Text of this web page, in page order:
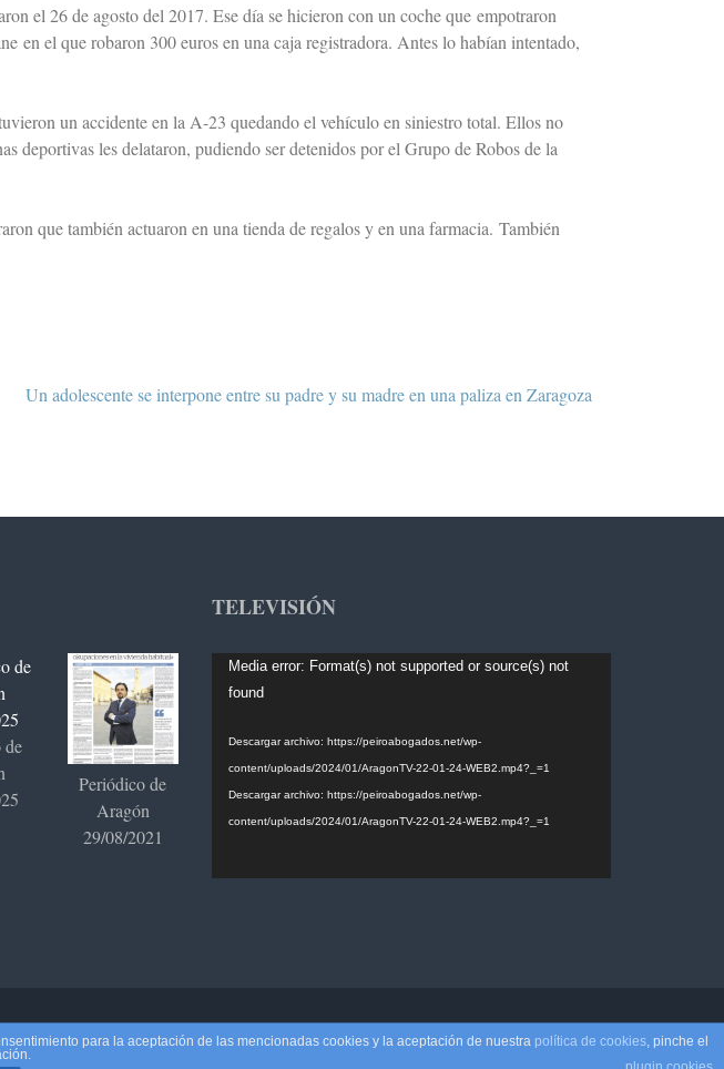
el 26 de agosto del 2017. Ese día se hicieron con un coche que empotraron
en el que robaron 300 euros en una caja registradora. Antes lo habían intentado,
un accidente en la A-23 quedando el vehículo en siniestro total. Ellos no
deportivas les delataron, pudiendo ser detenidos por el Grupo de Robos de la
que también actuaron en una tienda de regalos y en una farmacia. También
Un adolescente se interpone entre su padre y su madre en una paliza en Zaragoza
de
Periódico de
Aragón
29/08/2021
TELEVISIÓN
Reproductor
Media error: Format(s) not supported or source(s) not
found
Descargar archivo: https://peiroabogados.net/wp-
content/uploads/2024/01/AragonTV-22-01-24-WEB2.mp4?_=1
Descargar archivo: https://peiroabogados.net/wp-
content/uploads/2024/01/AragonTV-22-01-24-WEB2.mp4?_=1
porRara Theme. Funciona conWordPress.Aviso legal
para la aceptación de las mencionadas cookies y la aceptación de nuestra política de cookies, pinche el